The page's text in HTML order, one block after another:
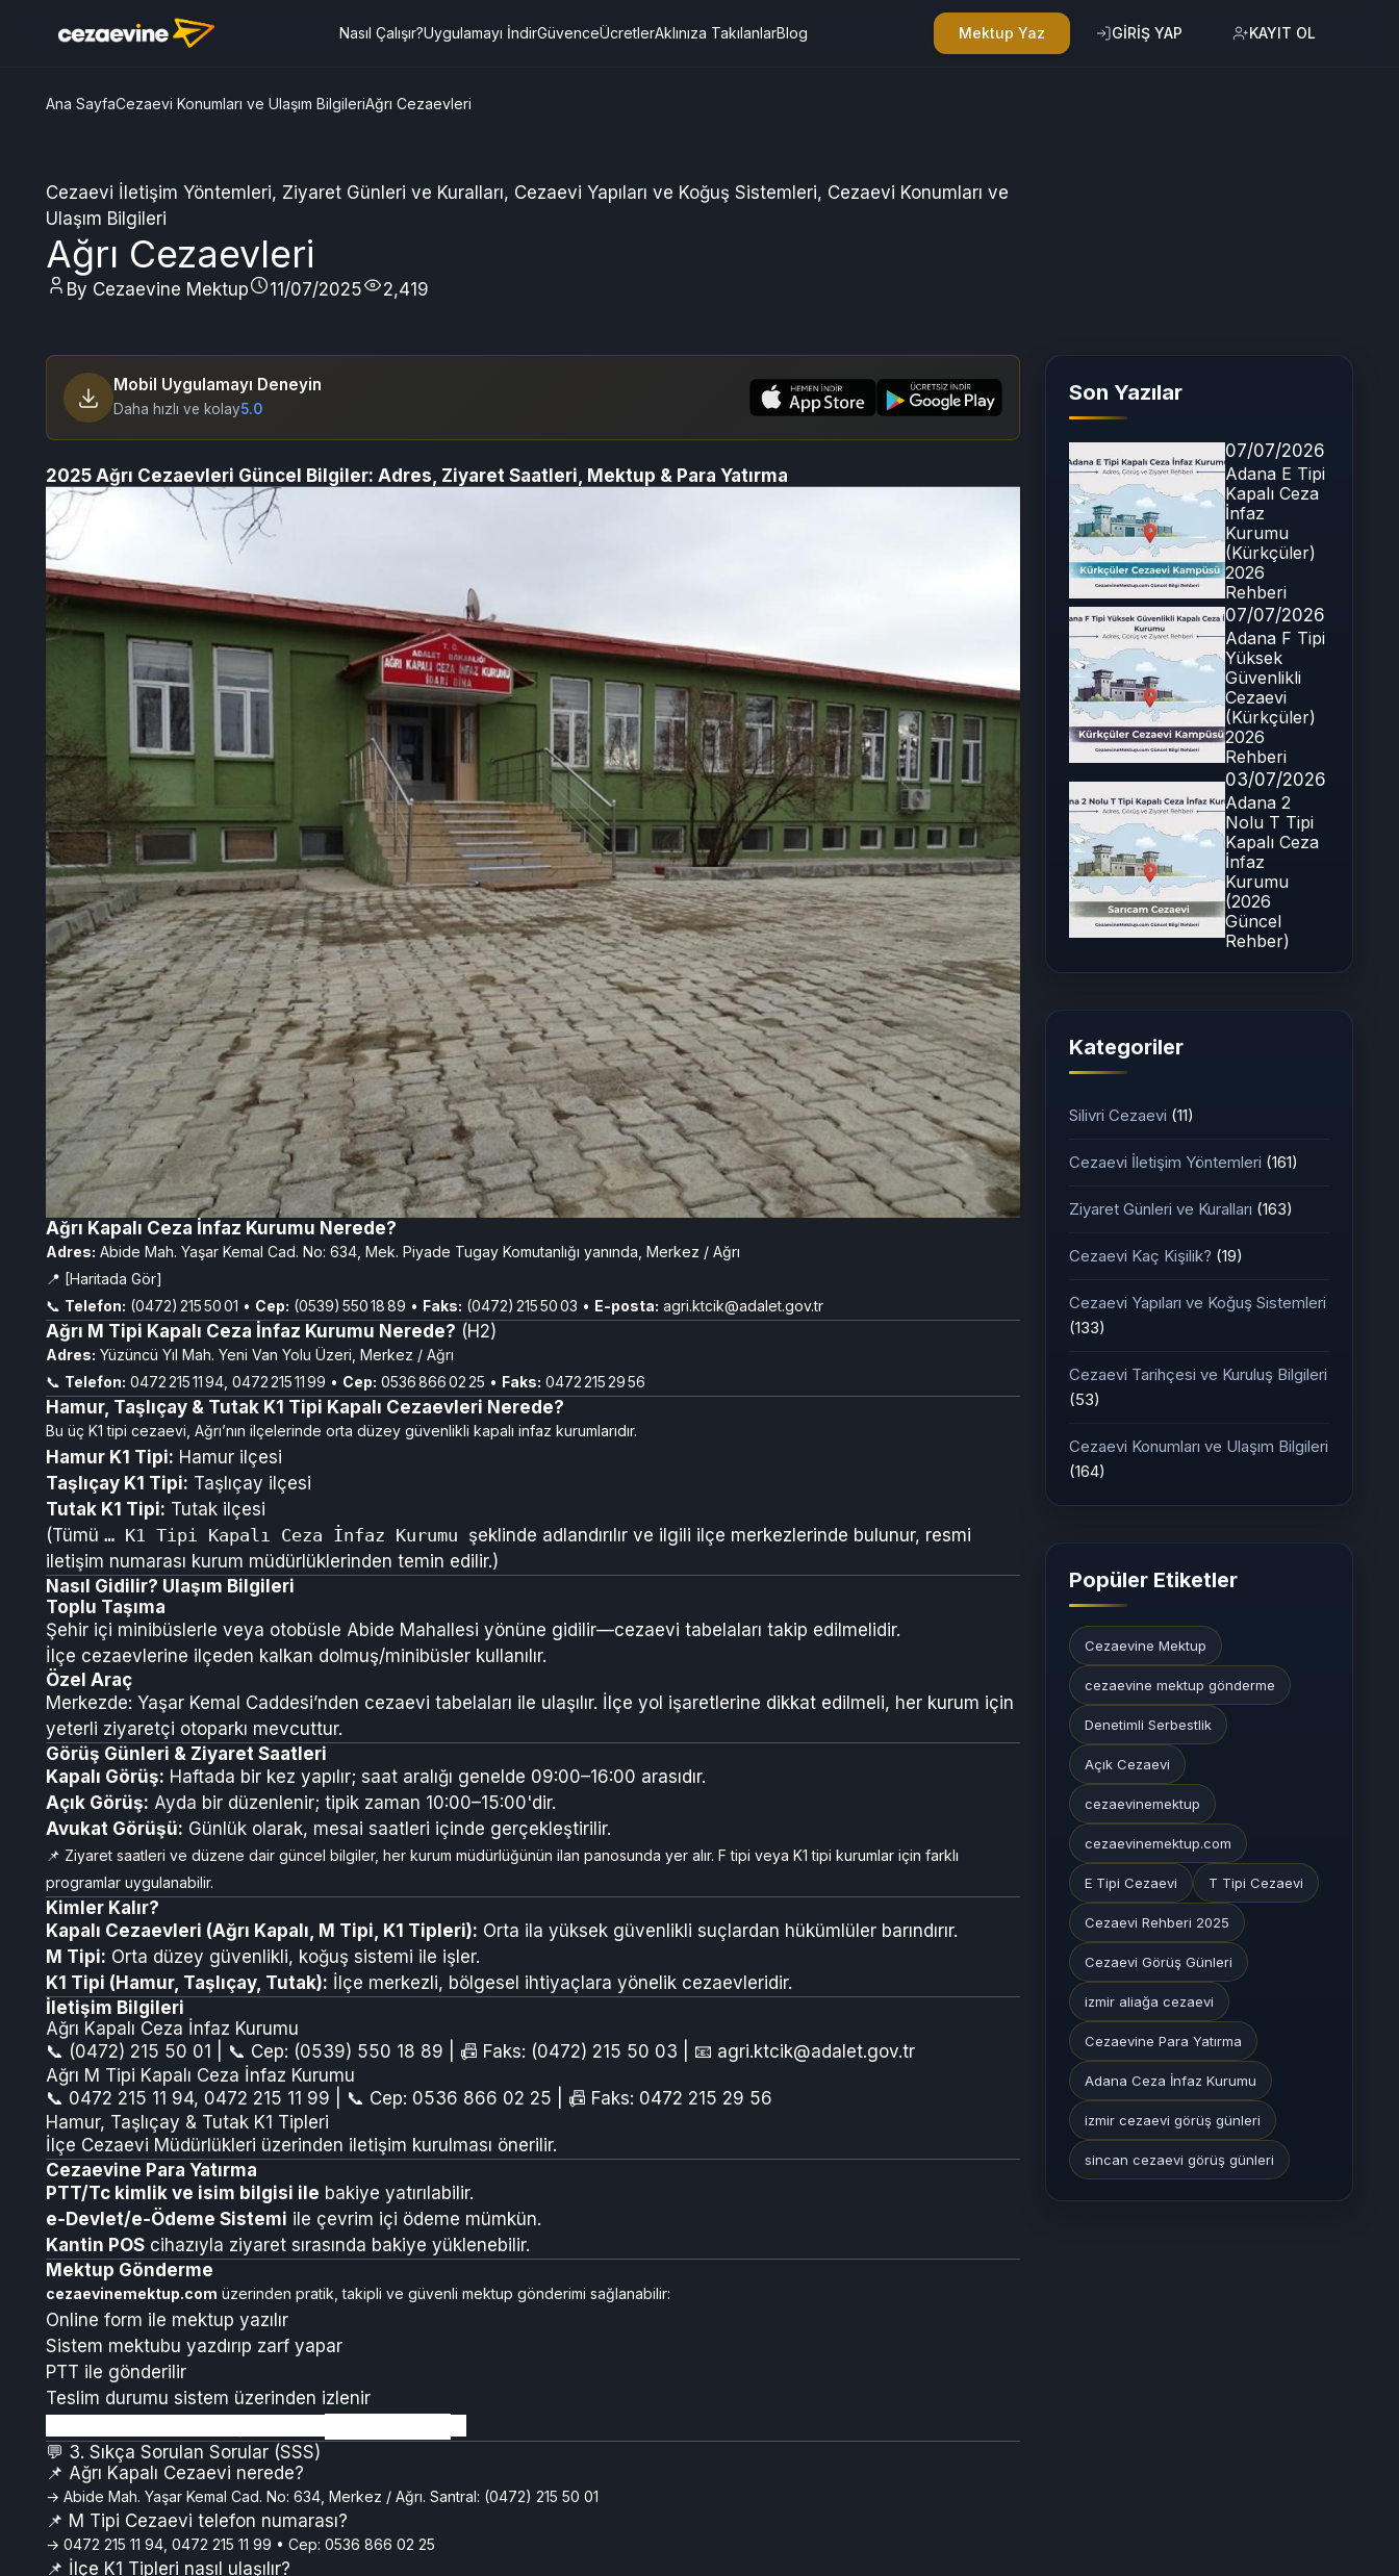
Nasıl Çalışır?Uygulamayı İndirGüvenceÜcretlerAklınıza TakılanlarBlog Mektup Yaz GİRİŞ YAP KAYIT OL
Ana SayfaCezaevi Konumları ve Ulaşım BilgileriAğrı Cezaevleri
Cezaevi İletişim Yöntemleri, Ziyaret Günleri ve Kuralları, Cezaevi Yapıları ve Koğuş Sistemleri, Cezaevi Konumları ve
Ulaşım Bilgileri
Ağrı Cezaevleri
By Cezaevine Mektup 11/07/2025 2,419
Mobil Uygulamayı Deneyin
Daha hızlı ve kolay5.0
2025 Ağrı Cezaevleri Güncel Bilgiler: Adres, Ziyaret Saatleri, Mektup & Para Yatırma
Ağrı Kapalı Ceza İnfaz Kurumu Nerede?
Adres: Abide Mah. Yaşar Kemal Cad. No: 634, Mek. Piyade Tugay Komutanlığı yanında, Merkez / Ağrı
📍 [Haritada Gör]
📞 Telefon: (0472) 215 50 01 • Cep: (0539) 550 18 89 • Faks: (0472) 215 50 03 • E-posta: agri.ktcik@adalet.gov.tr
Ağrı M Tipi Kapalı Ceza İnfaz Kurumu Nerede? (H2)
Adres: Yüzüncü Yıl Mah. Yeni Van Yolu Üzeri, Merkez / Ağrı
📞 Telefon: 0472 215 11 94, 0472 215 11 99 • Cep: 0536 866 02 25 • Faks: 0472 215 29 56
Hamur, Taşlıçay & Tutak K1 Tipi Kapalı Cezaevleri Nerede?
Bu üç K1 tipi cezaevi, Ağrı’nın ilçelerinde orta düzey güvenlikli kapalı infaz kurumlarıdır.
Hamur K1 Tipi: Hamur ilçesi
Taşlıçay K1 Tipi: Taşlıçay ilçesi
Tutak K1 Tipi: Tutak ilçesi
(Tümü … K1 Tipi Kapalı Ceza İnfaz Kurumu şeklinde adlandırılır ve ilgili ilçe merkezlerinde bulunur, resmi
iletişim numarası kurum müdürlüklerinden temin edilir.)
Nasıl Gidilir? Ulaşım Bilgileri
Toplu Taşıma
Şehir içi minibüslerle veya otobüsle Abide Mahallesi yönüne gidilir—cezaevi tabelaları takip edilmelidir.
İlçe cezaevlerine ilçeden kalkan dolmuş/minibüsler kullanılır.
Özel Araç
Merkezde: Yaşar Kemal Caddesi’nden cezaevi tabelaları ile ulaşılır. İlçe yol işaretlerine dikkat edilmeli, her kurum için
yeterli ziyaretçi otoparkı mevcuttur.
Görüş Günleri & Ziyaret Saatleri
Kapalı Görüş: Haftada bir kez yapılır; saat aralığı genelde 09:00–16:00 arasıdır.
Açık Görüş: Ayda bir düzenlenir; tipik zaman 10:00–15:00'dir.
Avukat Görüşü: Günlük olarak, mesai saatleri içinde gerçekleştirilir.
📌 Ziyaret saatleri ve düzene dair güncel bilgiler, her kurum müdürlüğünün ilan panosunda yer alır. F tipi veya K1 tipi kurumlar için farklı
programlar uygulanabilir.
Kimler Kalır?
Kapalı Cezaevleri (Ağrı Kapalı, M Tipi, K1 Tipleri): Orta ila yüksek güvenlikli suçlardan hükümlüler barındırır.
M Tipi: Orta düzey güvenlikli, koğuş sistemi ile işler.
K1 Tipi (Hamur, Taşlıçay, Tutak): İlçe merkezli, bölgesel ihtiyaçlara yönelik cezaevleridir.
İletişim Bilgileri
Ağrı Kapalı Ceza İnfaz Kurumu
📞 (0472) 215 50 01 | 📞 Cep: (0539) 550 18 89 | 📠 Faks: (0472) 215 50 03 | 📧 agri.ktcik@adalet.gov.tr
Ağrı M Tipi Kapalı Ceza İnfaz Kurumu
📞 0472 215 11 94, 0472 215 11 99 | 📞 Cep: 0536 866 02 25 | 📠 Faks: 0472 215 29 56
Hamur, Taşlıçay & Tutak K1 Tipleri
İlçe Cezaevi Müdürlükleri üzerinden iletişim kurulması önerilir.
Cezaevine Para Yatırma
PTT/Tc kimlik ve isim bilgisi ile bakiye yatırılabilir.
e‑Devlet/e‑Ödeme Sistemi ile çevrim içi ödeme mümkün.
Kantin POS cihazıyla ziyaret sırasında bakiye yüklenebilir.
Mektup Gönderme
cezaevinemektup.com üzerinden pratik, takipli ve güvenli mektup gönderimi sağlanabilir:
Online form ile mektup yazılır
Sistem mektubu yazdırıp zarf yapar
PTT ile gönderilir
Teslim durumu sistem üzerinden izlenir
💬 3. Sıkça Sorulan Sorular (SSS)
📌 Ağrı Kapalı Cezaevi nerede?
→ Abide Mah. Yaşar Kemal Cad. No: 634, Merkez / Ağrı. Santral: (0472) 215 50 01
📌 M Tipi Cezaevi telefon numarası?
→ 0472 215 11 94, 0472 215 11 99 • Cep: 0536 866 02 25
📌 İlçe K1 Tipleri nasıl ulaşılır?
Son Yazılar
07/07/2026
Adana E Tipi
Kapalı Ceza
İnfaz
Kurumu
(Kürkçüler)
2026
Rehberi
07/07/2026
Adana F Tipi
Yüksek
Güvenlikli
Cezaevi
(Kürkçüler)
2026
Rehberi
03/07/2026
Adana 2
Nolu T Tipi
Kapalı Ceza
İnfaz
Kurumu
(2026
Güncel
Rehber)
Kategoriler
Silivri Cezaevi (11)
Cezaevi İletişim Yöntemleri (161)
Ziyaret Günleri ve Kuralları (163)
Cezaevi Kaç Kişilik? (19)
Cezaevi Yapıları ve Koğuş Sistemleri
(133)
Cezaevi Tarihçesi ve Kuruluş Bilgileri
(53)
Cezaevi Konumları ve Ulaşım Bilgileri
(164)
Popüler Etiketler
Cezaevine Mektup
cezaevine mektup gönderme
Denetimli Serbestlik
Açık Cezaevi
cezaevinemektup
cezaevinemektup.com
E Tipi Cezaevi T Tipi Cezaevi
Cezaevi Rehberi 2025
Cezaevi Görüş Günleri
izmir aliağa cezaevi
Cezaevine Para Yatırma
Adana Ceza İnfaz Kurumu
izmir cezaevi görüş günleri
sincan cezaevi görüş günleri